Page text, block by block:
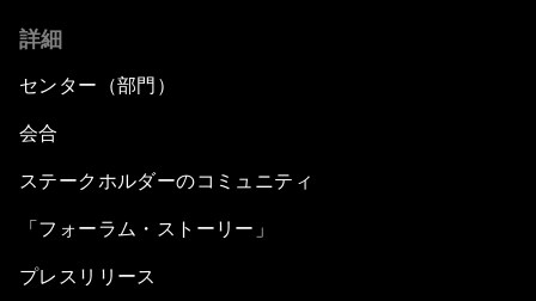
Opening Plenary with Premier Li Keqiang
The New Climate Context
Dot.com Again?
詳細
センター（部門）
会合
ステークホルダーのコミュニティ
「フォーラム・ストーリー」
プレスリリース